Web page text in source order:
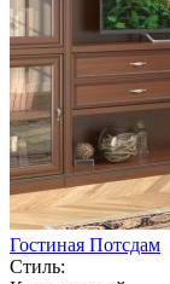
Гостиная Потсдам
Стиль: